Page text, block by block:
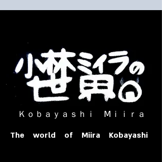
ｏｂａｙａｓｈｉ Ⅿｉｉｒａ​
The world of Miira Kobayashi